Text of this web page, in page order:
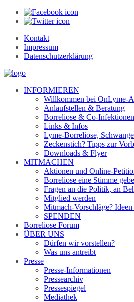
Kontakt
Impressum
Datenschutzerklärung
INFORMIEREN
Willkommen bei OnLyme-
Anlaufstellen & Beratung
Borreliose & Co-Infektionen
Links & Infos
Lyme-Borreliose,
Zeckenstich? Tipps zur
Downloads & Flyer
MITMACHEN
Aktionen und Online-
Borreliose eine Stimme
Fragen an die Politik, an
Mitglied werden
Mitmach-Vorschläge?
SPENDEN
Borreliose Forum
ÜBER UNS
Dürfen wir vorstellen?
Was uns antreibt
Presse
Presse-Informationen
Pressearchiv
Pressespiegel
Mediathek